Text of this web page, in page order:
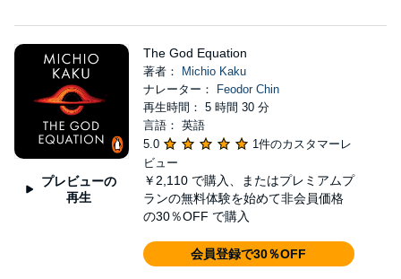
プレビューの
再生
The God Equation
著者：
Michio Kaku
ナレーター：
Feodor Chin
再生時間： 5 時間 30 分
言語： 英語
5.0
1件のカスタマーレ
ビュー
￥2,110 で購入、またはプレミアムプ
ランの無料体験を始めて非会員価格
の30％OFF で購入
会員登録で30％OFF